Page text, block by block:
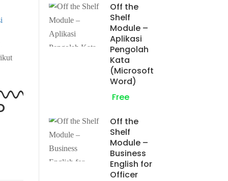
Off the
Shelf
Module –
Aplikasi
Pengolah
Kata
(Microsoft
Word)
Free
Off the
Shelf
Module –
Business
English for
Officer